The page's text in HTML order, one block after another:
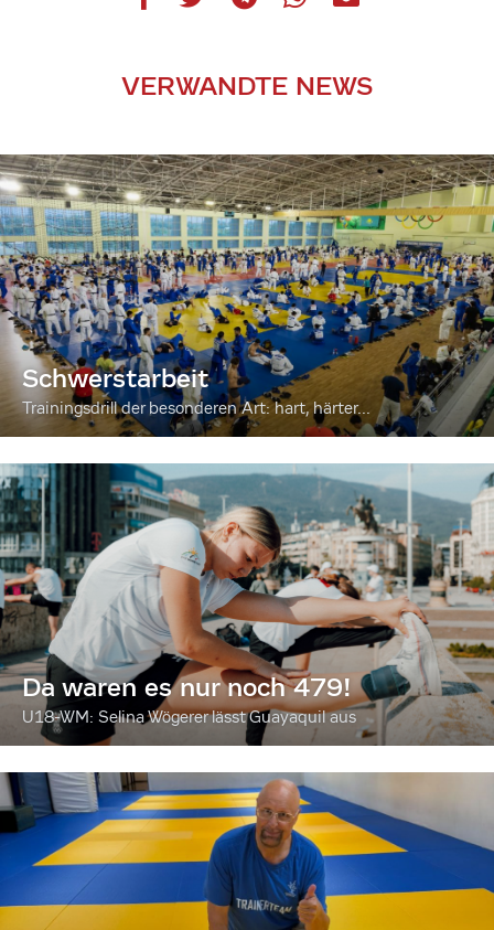
VERWANDTE NEWS
Schwerstarbeit
Trainingsdrill der besonderen Art: hart, härter...
Da waren es nur noch 479!
U18-WM: Selina Wögerer lässt Guayaquil aus